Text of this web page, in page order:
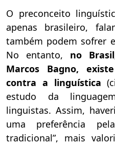
O preconceito
apenas brasileiro,
também podem sofrer
No entanto, no
Marcos Bagno,
contra a linguística
estudo da
linguistas. Assim,
uma preferência
tradicional”, mais